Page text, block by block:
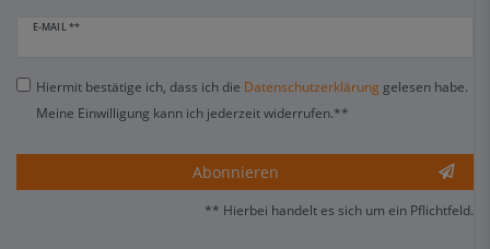
E-MAIL **
Hiermit bestätige ich, dass ich die Daten­schutz­erklärung gelesen habe.
Meine Einwilligung kann ich jederzeit widerrufen.**
Abonnieren
** Hierbei handelt es sich um ein Pflichtfeld.